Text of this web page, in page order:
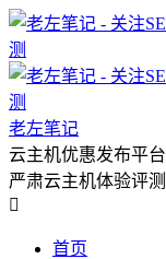
老左笔记
云主机优惠发布平台
严肃云主机体验评测

首页